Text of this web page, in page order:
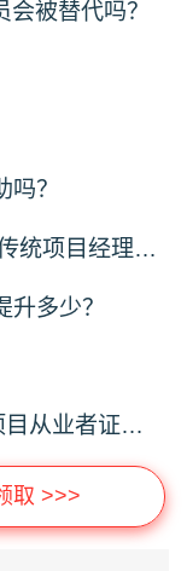
被替代吗？
？
经理该如何备考？
多少？
者证书报考建议
取 >>>